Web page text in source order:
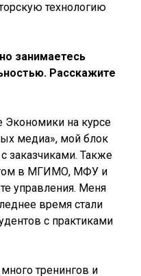
технологию
занимаетесь
Расскажите
на курсе
медиа», мой блок
заказчиками. Также
в МГИМО, МФУ и
управления. Меня
время стали
с практиками
тренингов и